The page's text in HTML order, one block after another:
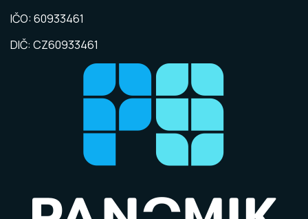
IČO: 60933461
DIČ: CZ60933461